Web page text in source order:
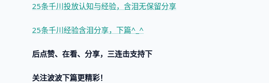
25条千川投放认知与经验，含泪无保留分享
25条千川经验含泪分享，下篇^_^
后点赞、在看、分享，三连击支持下
关注波波下篇更精彩！